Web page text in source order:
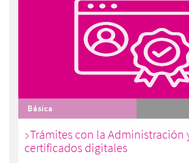
Básica
Trámites con la Administración
certificados digitales